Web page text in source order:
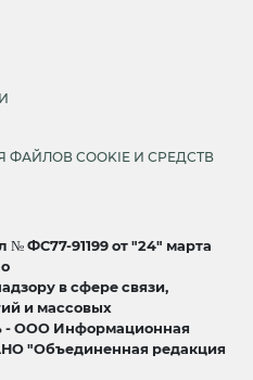
COOKIE И СРЕДСТВ
ФС77-91199 от "24" марта
в сфере связи,
и массовых
- ООО Информационная
"Объединенная редакция